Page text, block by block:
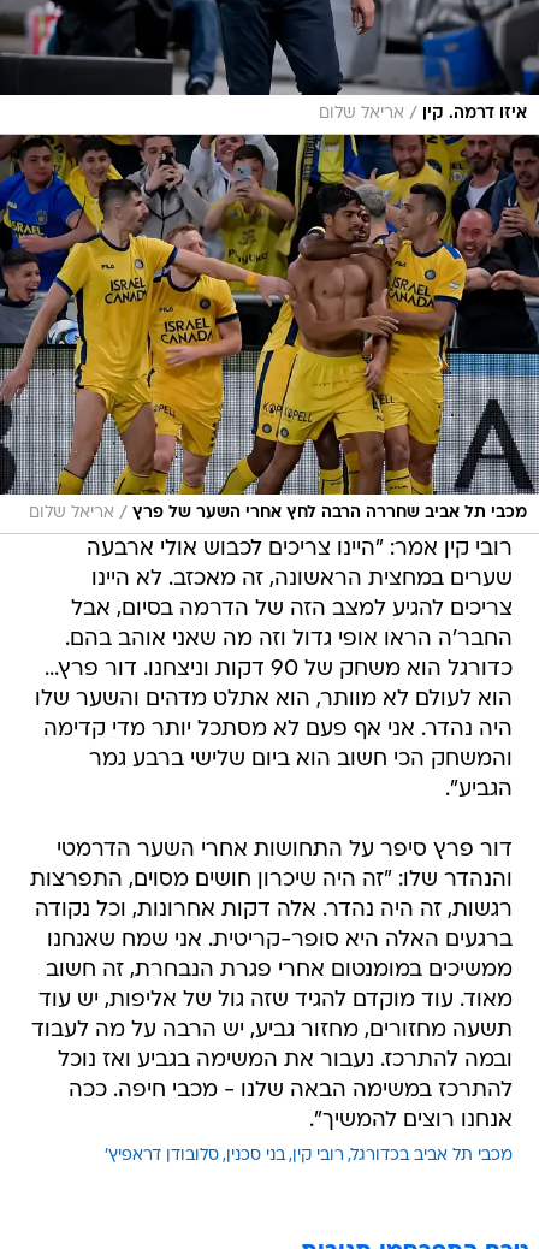
איזו דרמה. קין / אריאל שלום
מכבי תל אביב שחררה הרבה לחץ אחרי השער של פרץ / אריאל שלום
רובי קין אמר: "היינו צריכים לכבוש אולי ארבעה
שערים במחצית הראשונה, זה מאכזב. לא היינו
צריכים להגיע למצב הזה של הדרמה בסיום, אבל
החבר'ה הראו אופי גדול וזה מה שאני אוהב בהם.
כדורגל הוא משחק של 90 דקות וניצחנו. דור פרץ...
הוא לעולם לא מוותר, הוא אתלט מדהים והשער שלו
היה נהדר. אני אף פעם לא מסתכל יותר מדי קדימה
והמשחק הכי חשוב הוא ביום שלישי ברבע גמר
הגביע".
דור פרץ סיפר על התחושות אחרי השער הדרמטי
והנהדר שלו: "זה היה שיכרון חושים מסוים, התפרצות
רגשות, זה היה נהדר. אלה דקות אחרונות, וכל נקודה
ברגעים האלה היא סופר-קריטית. אני שמח שאנחנו
ממשיכים במומנטום אחרי פגרת הנבחרת, זה חשוב
מאוד. עוד מוקדם להגיד שזה גול של אליפות, יש עוד
תשעה מחזורים, מחזור גביע, יש הרבה על מה לעבוד
ובמה להתרכז. נעבור את המשימה בגביע ואז נוכל
להתרכז במשימה הבאה שלנו - מכבי חיפה. ככה
אנחנו רוצים להמשיך".
מכבי תל אביב בכדורגל רובי קין בני סכנין סלובודן דראפיץ'